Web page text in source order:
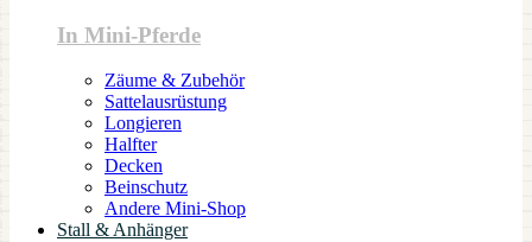
In Mini-Pferde
Zäume & Zubehör
Sattelausrüstung
Longieren
Halfter
Decken
Beinschutz
Andere Mini-Shop
Stall & Anhänger